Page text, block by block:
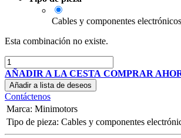
Cables y componentes electrónicos
Esta combinación no existe.
AÑADIR A LA CESTA COMPRAR
Añadir a lista de deseos
Contáctenos
Marca: Minimotors
Tipo de pieza: Cables y componentes